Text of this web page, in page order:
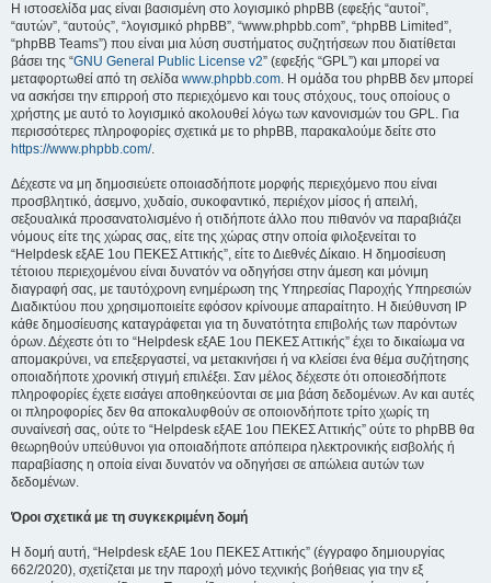
Η ιστοσελίδα μας είναι βασισμένη στο λογισμικό phpBB (εφεξής “αυτοί”,
“αυτών”, “αυτούς”, “λογισμικό phpBB”, “www.phpbb.com”, “phpBB Limited”,
“phpBB Teams”) που είναι μια λύση συστήματος συζητήσεων που διατίθεται
βάσει της “GNU General Public License v2” (εφεξής “GPL”) και μπορεί να
μεταφορτωθεί από τη σελίδα www.phpbb.com. Η ομάδα του phpBB δεν μπορεί
να ασκήσει την επιρροή στο περιεχόμενο και τους στόχους, τους οποίους ο
χρήστης με αυτό το λογισμικό ακολουθεί λόγω των κανονισμών του GPL. Για
περισσότερες πληροφορίες σχετικά με το phpBB, παρακαλούμε δείτε στο
https://www.phpbb.com/.
Δέχεστε να μη δημοσιεύετε οποιασδήποτε μορφής περιεχόμενο που είναι
προσβλητικό, άσεμνο, χυδαίο, συκοφαντικό, περιέχον μίσος ή απειλή,
σεξουαλικά προσανατολισμένο ή οτιδήποτε άλλο που πιθανόν να παραβιάζει
νόμους είτε της χώρας σας, είτε της χώρας στην οποία φιλοξενείται το
“Helpdesk εξΑΕ 1ου ΠΕΚΕΣ Αττικής”, είτε το Διεθνές Δίκαιο. Η δημοσίευση
τέτοιου περιεχομένου είναι δυνατόν να οδηγήσει στην άμεση και μόνιμη
διαγραφή σας, με ταυτόχρονη ενημέρωση της Υπηρεσίας Παροχής Υπηρεσιών
Διαδικτύου που χρησιμοποιείτε εφόσον κρίνουμε απαραίτητο. Η διεύθυνση IP
κάθε δημοσίευσης καταγράφεται για τη δυνατότητα επιβολής των παρόντων
όρων. Δέχεστε ότι το “Helpdesk εξΑΕ 1ου ΠΕΚΕΣ Αττικής” έχει το δικαίωμα να
απομακρύνει, να επεξεργαστεί, να μετακινήσει ή να κλείσει ένα θέμα συζήτησης
οποιαδήποτε χρονική στιγμή επιλέξει. Σαν μέλος δέχεστε ότι οποιεσδήποτε
πληροφορίες έχετε εισάγει αποθηκεύονται σε μια βάση δεδομένων. Αν και αυτές
οι πληροφορίες δεν θα αποκαλυφθούν σε οποιονδήποτε τρίτο χωρίς τη
συναίνεσή σας, ούτε το “Helpdesk εξΑΕ 1ου ΠΕΚΕΣ Αττικής” ούτε το phpBB θα
θεωρηθούν υπεύθυνοι για οποιαδήποτε απόπειρα ηλεκτρονικής εισβολής ή
παραβίασης η οποία είναι δυνατόν να οδηγήσει σε απώλεια αυτών των
δεδομένων.
Όροι σχετικά με τη συγκεκριμένη δομή
Η δομή αυτή, “Helpdesk εξΑΕ 1ου ΠΕΚΕΣ Αττικής” (έγγραφο δημιουργίας
662/2020), σχετίζεται με την παροχή μόνο τεχνικής βοήθειας για την εξ